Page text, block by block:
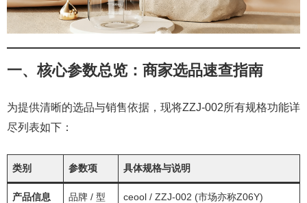
一、核心参数总览：商家选品速查指南
为提供清晰的选品与销售依据，现将ZZJ-002所有规格功能详
尽列表如下：
类别 参数项 具体规格与说明
产品信息
品牌 / 型
ceool / ZZJ-002 (市场亦称Z06Y)